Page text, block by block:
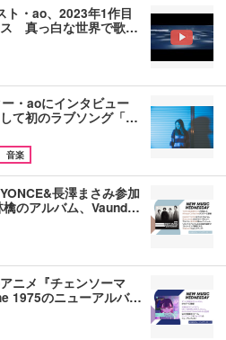
ト・ao、2023年1作目
ス 真っ白な世界で歌…
・aoにインタビュー
て初のラブソング「…
音楽
長澤まさみ参加
のアルバム、Vaund…
ニメ『チェンソーマ
1975のニューアルバ…